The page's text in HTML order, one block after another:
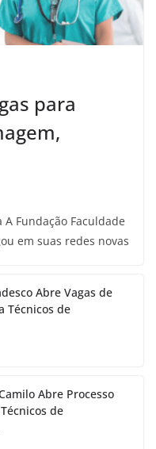
para
Fundação Faculdade
em suas redes novas
Abre Vagas de
Técnicos de
Abre Processo
de